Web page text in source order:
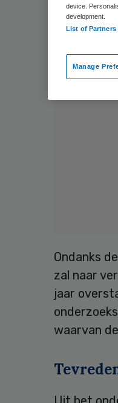
Ondanks
zal naar
jaar
waarvan
device.
development.
List of Partners
Manage